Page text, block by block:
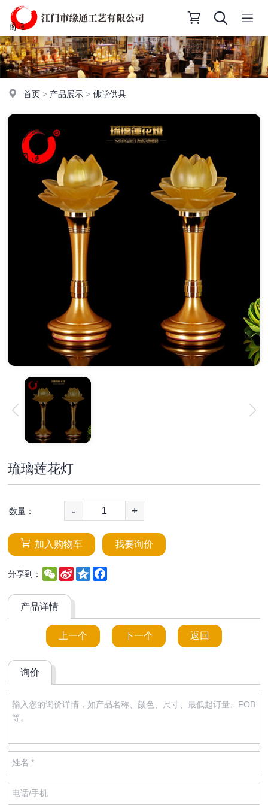
首页 > 产品展示 >佛堂供具
琉璃莲花灯
数量： - +
加入购物车 我要询价
分享到： WeChat
Sina
Weibo
Qzone
产品详情
上一个 下一个 返回
询价